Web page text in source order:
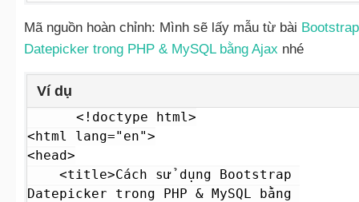
Mã nguồn hoàn chỉnh: Mình sẽ lấy mẫu từ bài Bootstrap
Datepicker trong PHP & MySQL bằng Ajax nhé
Ví dụ
<!doctype html>
<html lang="en">
<head>
Datepicker trong PHP & MySQL bằng